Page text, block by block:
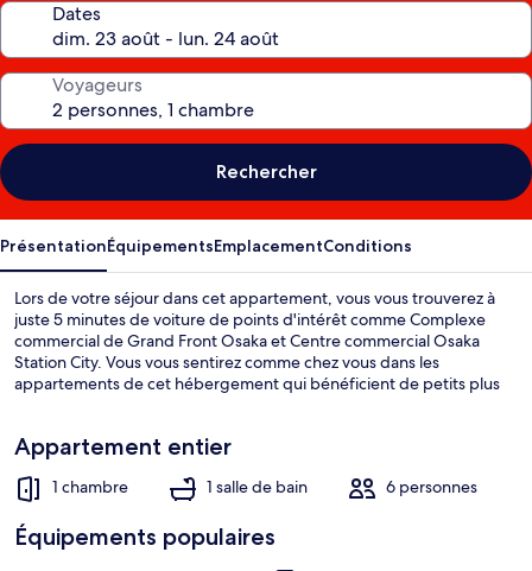
Dates
Voyageurs
Rechercher
PrésentationÉquipementsEmplacementConditions
Lors de votre séjour dans cet appartement, vous vous trouverez à
juste 5 minutes de voiture de points d'intérêt comme Complexe
commercial de Grand Front Osaka et Centre commercial Osaka
Station City. Vous vous sentirez comme chez vous dans les
appartements de cet hébergement qui bénéficient de petits plus
distance à pied des transports publics : Station de métro
Appartement entier
1 chambre 1 salle de bain 6 personnes
Équipements populaires